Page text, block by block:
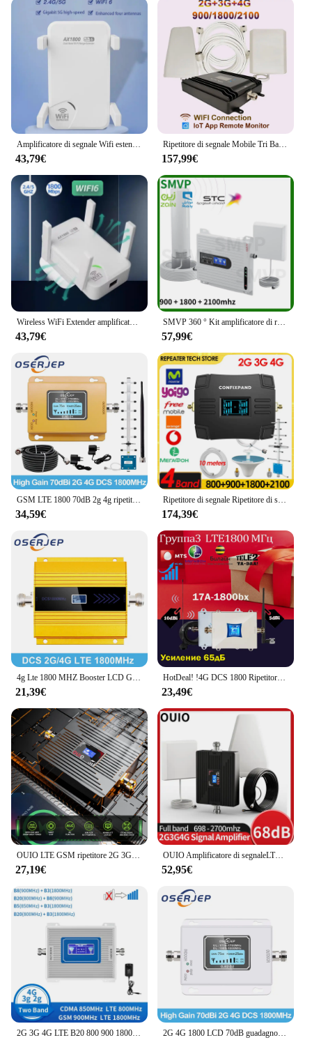
straightforward installation process. It's designed to
be compatible with a wide range of devices,
ensuring that it integrates seamlessly with your
existing network. Whether you're a home user or a
professional in need of a reliable internet
connection, this amplifier is the perfect choice. Its
compatibility with various vendors and suppliers
ensures that you can find the right product for your
needs.
**Versatile and Convenient**
The amplificatore wifi 1800 is not just a device; it's
a solution. Its compact size and lightweight design
make it a versatile addition to any space. Whether
you're looking to enhance your home's Wi-Fi
coverage or provide a stable connection in a
commercial setting, this amplifier is the ideal
choice. Its performance and property are second to
none, making it a reliable choice for those who
demand the best. The amplifier's sets are available
for sale, making it an accessible solution for both
personal and professional use.
Amplificatore di segnale Wifi estensore LAN amplificatore di segnale Wireless ed espansore ripetitore WIFI amplificatore Wifi Dual band 1800M PA integrato
43,79€
Ripetitore di segnale Mobile Tri Band , 2G, 3G, 4G 900 Mhz, 1800 Mhz, 2100Mhz, ripetitore GSM, connessione WiFi, testato a distanza tramite App
157,99€
Wireless WiFi Extender amplificatore game Network Extender amplificatore Wifi ripetitore WIFI con Antenna esterna Dual band 1800Mbps
43,79€
SMVP 360 ° Kit amplificatore di rete omni 3G4G 2100 potenziatore del telefono 1800 2100 2600 ripetitore di rete per telefono cellulare Cdma 850 4g 1700 1900
57,99€
GSM LTE 1800 70dB 2g 4g ripetitore di segnale per telefono cellulare DCS 1800MHz amplificatore Mobile Band3 GSM Signal Booster Yagi/Antenna in gomma
34,59€
Ripetitore di segnale Ripetitore di segnale del cellulare 2G 3G 4G 800 900 1800 2100MHz Segnale del telefono cellulare Amplificatore del cellulare 2025 NUOVA versione
174,39€
21,39€
HotDeal! !4G DCS 1800 Ripetitore ripetitore di segnale Amplificatore cellulare mobile LTE /DCS 1800 mhz Amplificatore di segnale per telefono cellulare Band 3
23,49€
27,19€
OUIO Amplificatore di segnaleLTE GSM 2G 3G 4G Ripetitore del telefono cellulare Amplificatore di segnale mobile Ripetitore cellulare LTE DCS WCDMA 900 1800 2100 MHZ
52,95€
2G 4G 1800 LCD 70dB guadagno 2g 4g ripetitore di segnale cellulare Band3 DCS LTE 1800MHz amplificatore Mobile GSM ripetitore di segnale cellulare